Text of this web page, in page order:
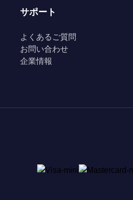
サポート
よくあるご質問
お問い合わせ
企業情報